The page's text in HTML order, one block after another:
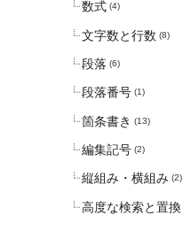
数式 (4)
文字数と行数 (8)
段落 (6)
段落番号 (1)
箇条書き (13)
編集記号 (2)
縦組み・横組み (2)
高度な検索と置換